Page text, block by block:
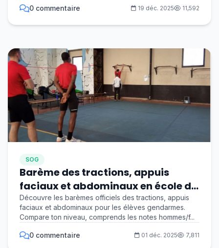
0 commentaire 19 déc. 2025 11,592
SOG
Barème des tractions, appuis
faciaux et abdominaux en école de
gendarmerie (agrès)
Découvre les barèmes officiels des tractions, appuis
faciaux et abdominaux pour les élèves gendarmes.
Compare ton niveau, comprends les notes hommes/f...
0 commentaire 01 déc. 2025 7,811